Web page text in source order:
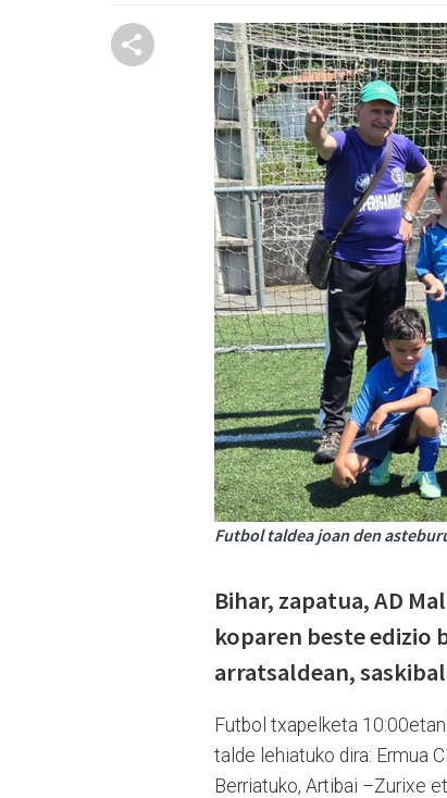
Futbol taldea joan den
Bihar, zapatua, AD
koparen beste edizio
arratsaldean,
Futbol txapelketa
talde lehiatuko dira: Ermua
Berriatuko, Artibai –Zurixe